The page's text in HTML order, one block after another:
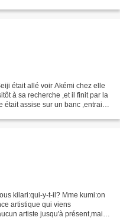
était allé voir Akémi chez elle
à sa recherche ,et il finit par la
assise sur un banc ,entrain
kilari:qui-y-t-il? Mme kumi:on
artistique qui viens
artiste jusqu'à présent,mais